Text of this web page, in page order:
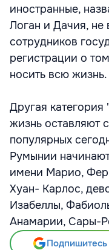
иностранные,
Логан и Дачия, не
сотрудников
регистрации о
носить всю жизнь.
Другая
жизнь оставляют
популярных
Румынии
имени Марио,
Хуан- Карлос,
Изабеллы,
Анамарии, Сары-
Подпишитесь